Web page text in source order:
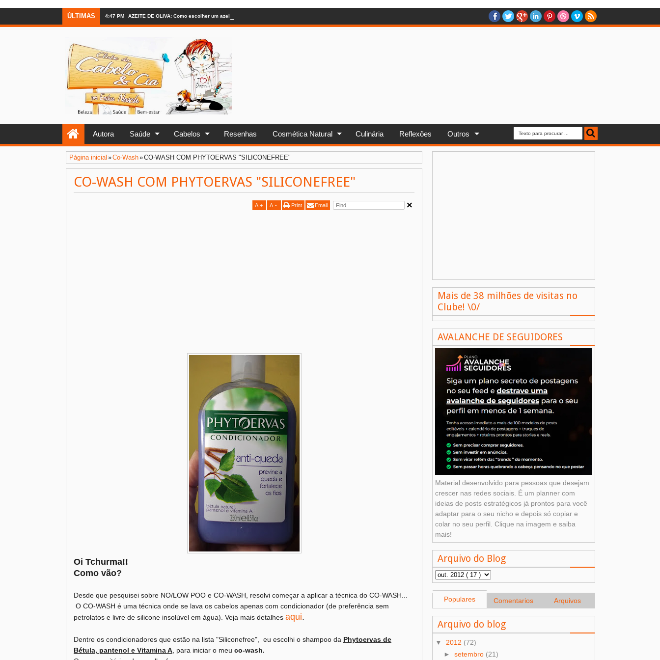
ÚLTIMAS 4:47 PM AZEITE DE OLIVA: Como escolher um azeite saudável?
Autora Saúde Cabelos Resenhas Cosmética Natural Culinária Reflexões Outros
Página inicial »Co-Wash»CO-WASH COM PHYTOERVAS "SILICONEFREE"
CO-WASH COM PHYTOERVAS "SILICONEFREE"
A + A - Print Email
Oi Tchurma!!
Como vão?
Desde que pesquisei sobre NO/LOW POO e CO-WASH, resolvi começar a aplicar a técnica do CO-WASH...
O CO-WASH é uma técnica onde se lava os cabelos apenas com condicionador (de preferência sem
petrolatos e livre de silicone insolúvel em água). Veja mais detalhes aqui.
Dentre os condicionadores que estão na lista "Siliconefree", eu escolhi o shampoo da Phytoervas de
Bétula, pantenol e Vitamina A , para iniciar o meu co-wash.
Mais de 38 milhões de visitas no
Clube! \0/
AVALANCHE DE SEGUIDORES
Material desenvolvido para pessoas que desejam
crescer nas redes sociais. É um planner com
ideias de posts estratégicos já prontos para você
adaptar para o seu nicho e depois só copiar e
colar no seu perfil. Clique na imagem e saiba
mais!
Arquivo do Blog
Populares Comentarios Arquivos
Arquivo do blog
▼ 2012 (72)
► setembro (21)